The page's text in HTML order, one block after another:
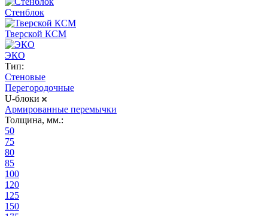
Стенблок
Тверской КСМ
ЭКО
Тип:
Стеновые
Перегородочные
U-блоки
Армированные перемычки
Толщина, мм.:
50
75
80
85
100
120
125
150